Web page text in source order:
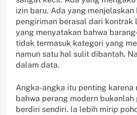
izin baru. Ada yang menjelaskan
pengiriman berasal dari kontrak
yang menyatakan bahwa
tidak termasuk kategori yang
namun satu hal sulit dibantah.
dalam data.
Angka-angka itu penting karena
bahwa perang modern
berdiri sendiri. Ia lebih mirip